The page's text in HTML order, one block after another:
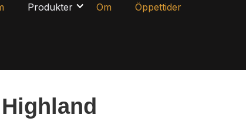
Produkter Om Öppettider